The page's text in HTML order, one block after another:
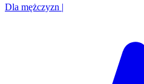
Dla mężczyzn |